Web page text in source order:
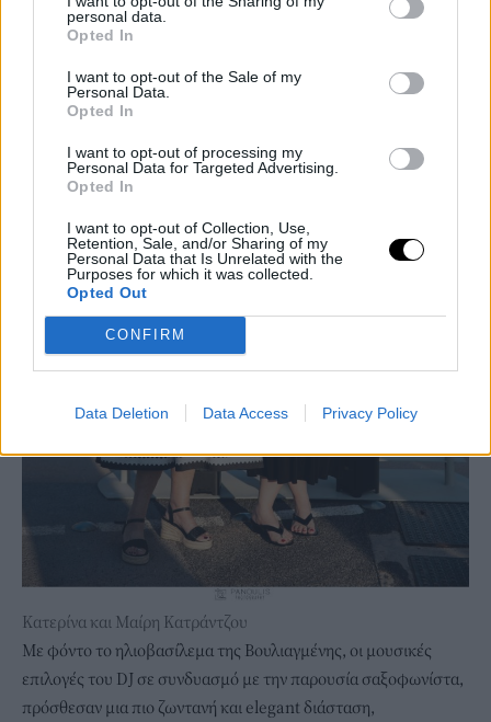
personal data.
Opted In
I want to opt-out of the Sale of my
Personal Data.
Opted In
I want to opt-out of processing my
Personal Data for Targeted Advertising.
Opted In
I want to opt-out of Collection, Use,
Retention, Sale, and/or Sharing of my
Personal Data that Is Unrelated with the
Purposes for which it was collected.
Opted Out
CONFIRM
Data Deletion Data Access Privacy Policy
Κατερίνα και Μαίρη Κατράντζου
Με φόντο το ηλιοβασίλεμα της Βουλιαγμένης, οι μουσικές
επιλογές του DJ σε συνδυασμό με την παρουσία σαξοφωνίστα,
πρόσθεσαν μια πιο ζωντανή και elegant διάσταση,